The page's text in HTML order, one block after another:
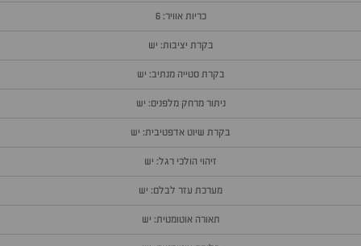
כריות אוויר: 6
בקרת יציבות: יש
בקרת סטייה מנתיב: יש
ניתור מרחק מלפנים: יש
בקרת שיוט אדפטיבית: יש
זיהוי הולכי רגל: יש
מערכת עזר לבלם: יש
תאורה אוטומטית: יש